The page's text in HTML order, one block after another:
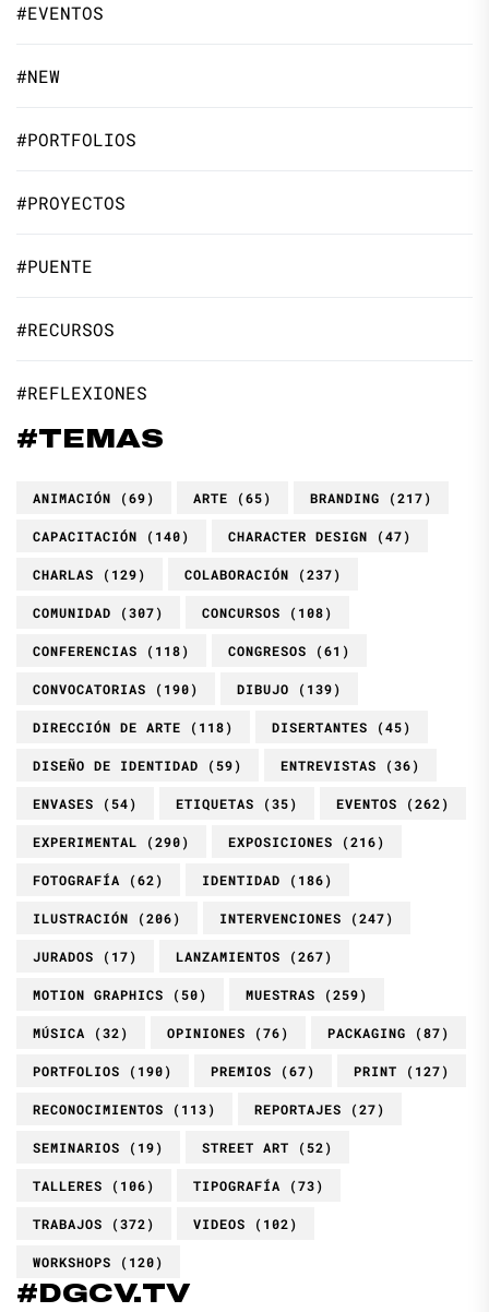
#EVENTOS
#NEW
#PORTFOLIOS
#PROYECTOS
#PUENTE
#RECURSOS
#REFLEXIONES
#TEMAS
ANIMACIÓN (69) ARTE (65) BRANDING (217)
CAPACITACIÓN (140) CHARACTER DESIGN (47)
CHARLAS (129) COLABORACIÓN (237)
COMUNIDAD (307) CONCURSOS (108)
CONFERENCIAS (118) CONGRESOS (61)
CONVOCATORIAS (190) DIBUJO (139)
DIRECCIÓN DE ARTE (118) DISERTANTES (45)
DISEÑO DE IDENTIDAD (59) ENTREVISTAS (36)
ENVASES (54) ETIQUETAS (35) EVENTOS (262)
EXPERIMENTAL (290) EXPOSICIONES (216)
FOTOGRAFÍA (62) IDENTIDAD (186)
ILUSTRACIÓN (206) INTERVENCIONES (247)
JURADOS (17) LANZAMIENTOS (267)
MOTION GRAPHICS (50) MUESTRAS (259)
MÚSICA (32) OPINIONES (76) PACKAGING (87)
PORTFOLIOS (190) PREMIOS (67) PRINT (127)
RECONOCIMIENTOS (113) REPORTAJES (27)
SEMINARIOS (19) STREET ART (52)
TALLERES (106) TIPOGRAFÍA (73)
TRABAJOS (372) VIDEOS (102)
WORKSHOPS (120)
#DGCV.TV